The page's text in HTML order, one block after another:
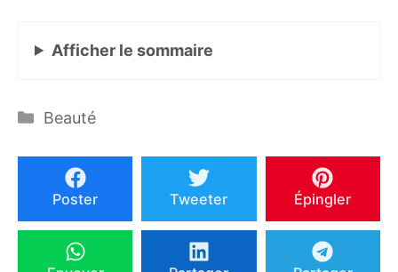
Afficher le sommaire
Catégories
Beauté
Poster Tweeter Épingler